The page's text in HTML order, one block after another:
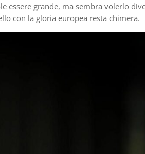
essere grande, ma sembra volerlo
con la gloria europea resta chimera.